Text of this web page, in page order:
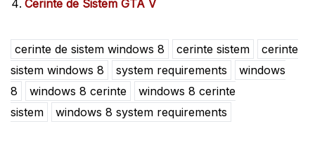
Cerinte de Sistem GTA V
cerinte de sistem windows 8 cerinte sistem
cerinte
sistem windows 8
system requirements
windows
8
windows 8 cerinte
windows 8 cerinte
sistem
windows 8 system requirements